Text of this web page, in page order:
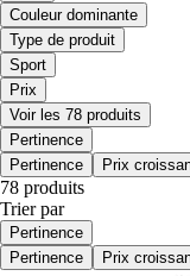
Couleur dominante
Type de produit
Sport
Prix
Voir les 78 produits
Pertinence
Pertinence
Prix
78 produits
Trier par
Pertinence
Pertinence
Prix